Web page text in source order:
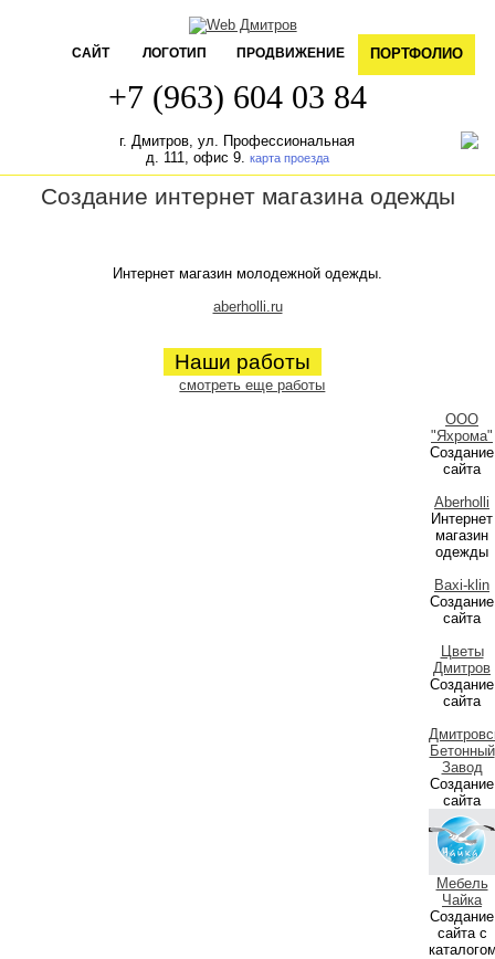
САЙТ ЛОГОТИП ПРОДВИЖЕНИЕ ПОРТФОЛИО
+7 (963) 604 03 84
г. Дмитров, ул. Профессиональная
д. 111, офис 9. карта проезда
Создание интернет магазина одежды
Интернет магазин молодежной одежды.
aberholli.ru
Наши работы
смотреть еще работы
ООО
"Яхрома"
Создание
сайта
Aberholli
Интернет
магазин
одежды
Baxi-klin
Создание
сайта
Цветы
Дмитров
Создание
сайта
Бетонный
Завод
Создание
сайта
Мебель
Чайка
Создание
сайта с